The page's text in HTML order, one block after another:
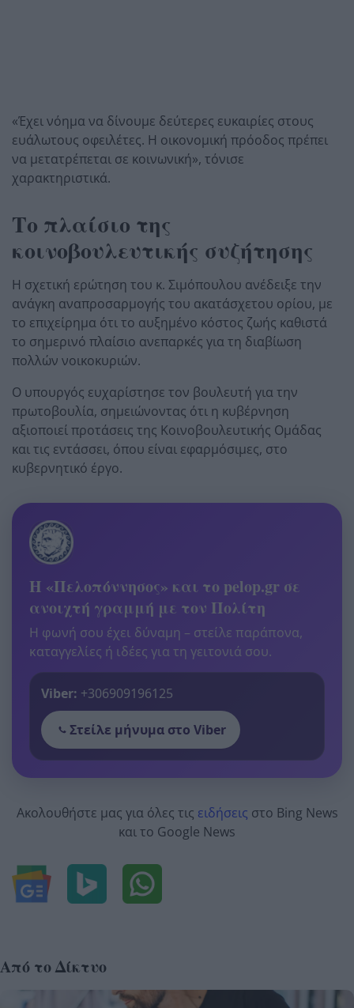
«Έχει νόημα να δίνουμε δεύτερες ευκαιρίες στους
ευάλωτους οφειλέτες. Η οικονομική πρόοδος πρέπει
να μετατρέπεται σε κοινωνική», τόνισε
χαρακτηριστικά.
Το πλαίσιο της
κοινοβουλευτικής συζήτησης
Η σχετική ερώτηση του κ. Σιμόπουλου ανέδειξε την
ανάγκη αναπροσαρμογής του ακατάσχετου ορίου, με
το επιχείρημα ότι το αυξημένο κόστος ζωής καθιστά
το σημερινό πλαίσιο ανεπαρκές για τη διαβίωση
πολλών νοικοκυριών.
Ο υπουργός ευχαρίστησε τον βουλευτή για την
πρωτοβουλία, σημειώνοντας ότι η κυβέρνηση
αξιοποιεί προτάσεις της Κοινοβουλευτικής Ομάδας
και τις εντάσσει, όπου είναι εφαρμόσιμες, στο
κυβερνητικό έργο.
Η «Πελοπόννησος» και το pelop.gr σε
ανοιχτή γραμμή με τον Πολίτη
Η φωνή σου έχει δύναμη – στείλε παράπονα,
καταγγελίες ή ιδέες για τη γειτονιά σου.
Viber: +306909196125
Στείλε μήνυμα στο Viber
Ακολουθήστε μας για όλες τις ειδήσεις στο Bing News
και το Google News
Από το Δίκτυο